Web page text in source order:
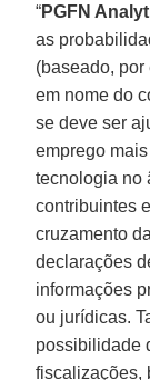
“PGFN
as
(baseado,
em nome do
se deve ser
emprego
tecnologia no
contribuintes
cruzamento
declarações
informações
ou jurídicas.
possibilidade
fiscalizações,